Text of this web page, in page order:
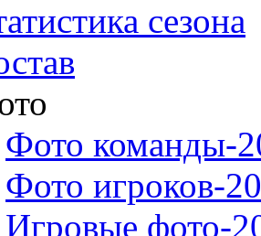
сезона
Фото команды-
Фото игроков-
Игровые фото-